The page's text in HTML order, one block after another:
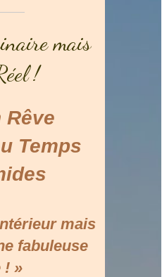
mais
!
Rêve
Temps
mais
fabuleuse
! »